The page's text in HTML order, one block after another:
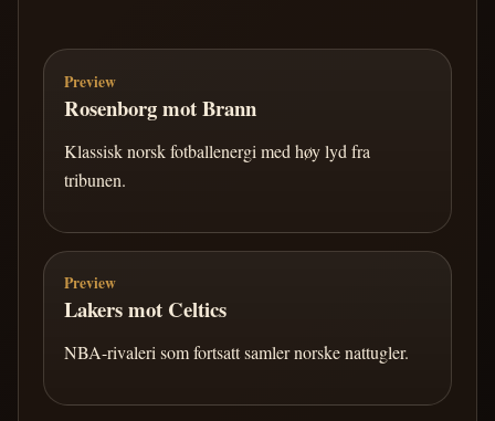
Preview
Rosenborg mot Brann
Klassisk norsk fotballenergi med høy lyd fra
tribunen.
Preview
Lakers mot Celtics
NBA-rivaleri som fortsatt samler norske nattugler.